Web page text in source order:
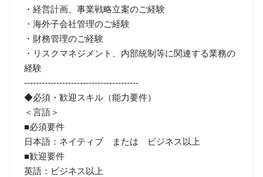
・経営計画、事業戦略立案のご経験
・海外子会社管理のご経験
・財務管理のご経験
・リスクマネジメント、内部統制等に関連する業務の
経験
---------------------------------------
◆必須・歓迎スキル（能力要件）
＜言語＞
■必須要件
日本語：ネイティブ または ビジネス以上
■歓迎要件
英語：ビジネス以上